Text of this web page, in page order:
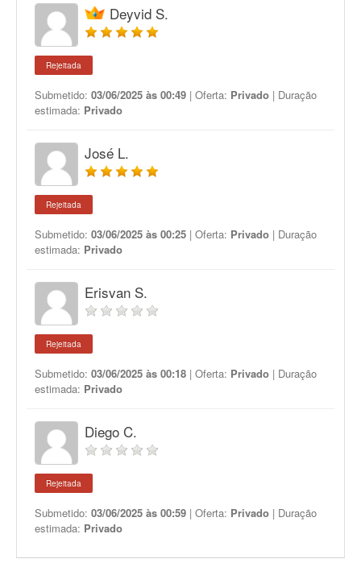
Deyvid S.
Rejeitada
Submetido: 03/06/2025 às 00:49 | Oferta: Privado | Duração
estimada: Privado
José L.
Rejeitada
Submetido: 03/06/2025 às 00:25 | Oferta: Privado | Duração
estimada: Privado
Erisvan S.
Rejeitada
Submetido: 03/06/2025 às 00:18 | Oferta: Privado | Duração
estimada: Privado
Diego C.
Rejeitada
Submetido: 03/06/2025 às 00:59 | Oferta: Privado | Duração
estimada: Privado